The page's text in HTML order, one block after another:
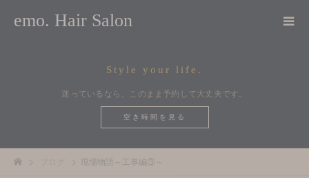
emo. Hair Salon
Style your life.
迷っているなら、このまま予約して大丈夫です。
空き時間を見る
現場物語～工事編③～